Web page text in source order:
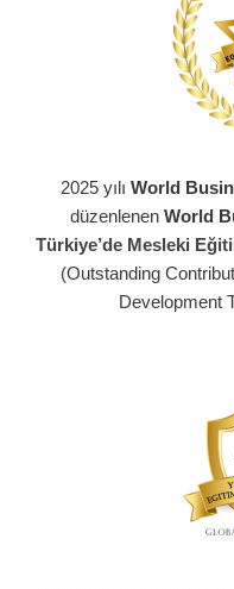
2025 yılı World
düzenlenen World
Türkiye’de Mesleki
(Outstanding
Development